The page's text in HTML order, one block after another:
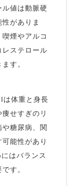
値は動脈硬
がありま
煙やアルコ
ステロール
す。
は体重と身長
せすぎのリ
糖尿病、関
能性があり
はバランス
す。